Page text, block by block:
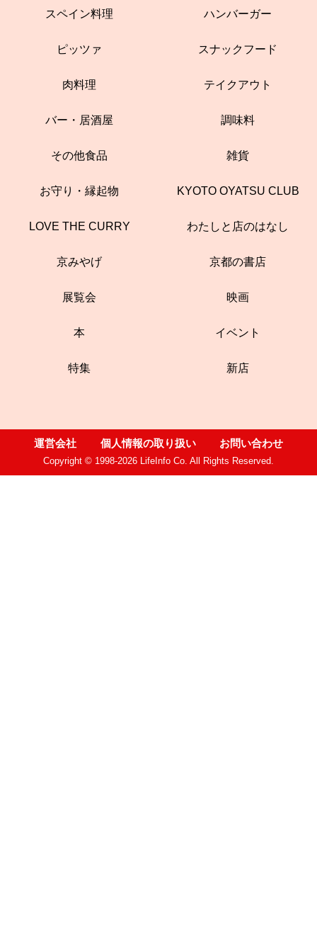
スペイン料理 ハンバーガー
ピッツァ スナックフード
肉料理 テイクアウト
バー・居酒屋 調味料
その他食品 雑貨
お守り・縁起物 KYOTO OYATSU CLUB
LOVE THE CURRY わたしと店のはなし
京みやげ 京都の書店
展覧会 映画
本 イベント
特集 新店
運営会社 個人情報の取り扱い お問い合わせ
Copyright © 1998-2026 LifeInfo Co. All Rights Reserved.